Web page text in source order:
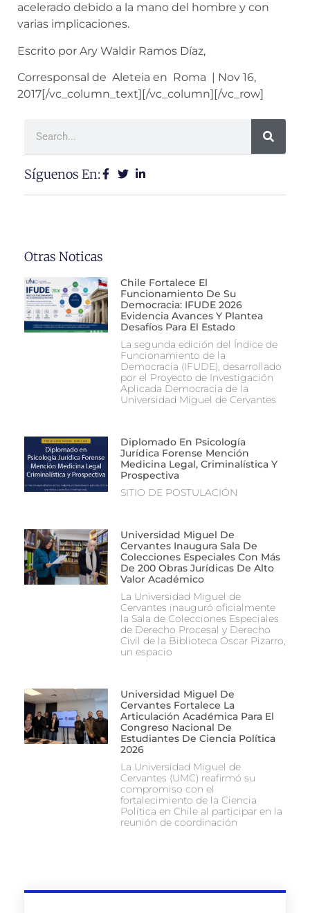
acelerado debido a la mano del hombre y con
varias implicaciones.
Escrito por Ary Waldir Ramos Díaz,
Corresponsal de Aleteia en Roma | Nov 16,
2017[/vc_column_text][/vc_column][/vc_row]
Síguenos En:
Otras Noticas
Chile Fortalece El
Funcionamiento De Su
Democracia: IFUDE 2026
Evidencia Avances Y Plantea
Desafíos Para El Estado
La segunda edición del Índice de
Funcionamiento de la
Democracia (IFUDE), desarrollado
por el Proyecto de Investigación
Aplicada Democracia de la
Universidad Miguel de Cervantes
Diplomado En Psicología
Jurídica Forense Mención
Medicina Legal, Criminalística Y
Prospectiva
SITIO DE POSTULACIÓN
Universidad Miguel De
Cervantes Inaugura Sala De
Colecciones Especiales Con Más
De 200 Obras Jurídicas De Alto
Valor Académico
La Universidad Miguel de
Cervantes inauguró oficialmente
la Sala de Colecciones Especiales
de Derecho Procesal y Derecho
Civil de la Biblioteca Oscar Pizarro,
un espacio
Universidad Miguel De
Cervantes Fortalece La
Articulación Académica Para El
Congreso Nacional De
Estudiantes De Ciencia Política
2026
La Universidad Miguel de
Cervantes (UMC) reafirmó su
compromiso con el
fortalecimiento de la Ciencia
Política en Chile al participar en la
reunión de coordinación